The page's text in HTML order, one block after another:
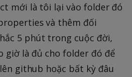
mới là tôi lại vào folder đó
và thêm đối
5 phút trong cuộc đời,
giờ là đủ cho folder đó để
github hoặc bất kỳ đâu